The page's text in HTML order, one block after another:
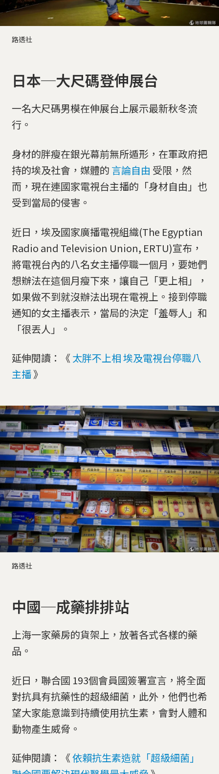
路透社
日本─大尺碼登伸展台
一名大尺碼男模在伸展台上展示最新秋冬流
行。
身材的胖瘦在銀光幕前無所遁形，在軍政府把
持的埃及社會，媒體的 言論自由 受限，然
而，現在連國家電視台主播的「身材自由」也
受到當局的侵害。
近日，埃及國家廣播電視組織(The Egyptian
Radio and Television Union, ERTU)宣布，
將電視台內的八名女主播停職一個月，要她們
想辦法在這個月瘦下來，讓自己「更上相」，
如果做不到就沒辦法出現在電視上。接到停職
通知的女主播表示，當局的決定「羞辱人」和
「很丟人」。
延伸閱讀：《 太胖不上相 埃及電視台停職八
主播》
路透社
中國─成藥排排站
上海一家藥房的貨架上，放著各式各樣的藥
品。
近日，聯合國 193個會員國簽署宣言，將全面
對抗具有抗藥性的超級細菌，此外，他們也希
望大家能意識到持續使用抗生素，會對人體和
動物產生威脅。
延伸閱讀：《依賴抗生素造就「超級細菌」